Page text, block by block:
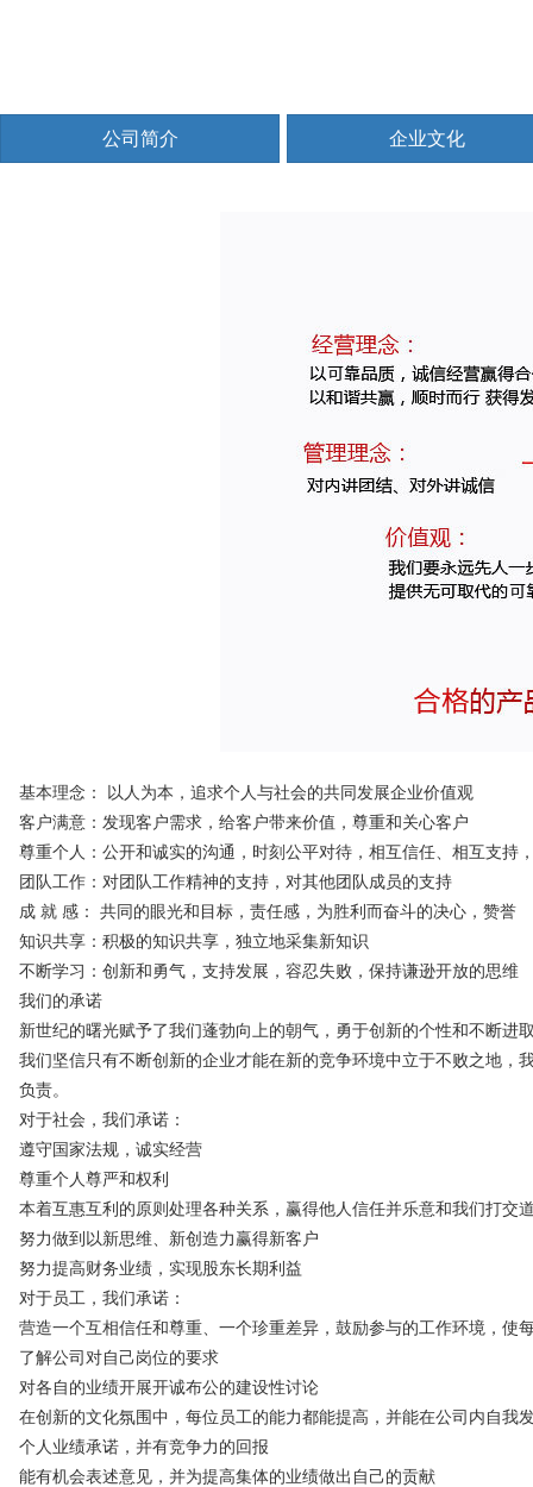
基本理念： 以人为本，追求个人与社会的共同发展企业价值观
客户满意：发现客户需求，给客户带来价值，尊重和关心客户
尊重个人：公开和诚实的沟通，时刻公平对待，相互信任、相互支持
团队工作：对团队工作精神的支持，对其他团队成员的支持
成 就 感： 共同的眼光和目标，责任感，为胜利而奋斗的决心，赞誉
知识共享：积极的知识共享，独立地采集新知识
不断学习：创新和勇气，支持发展，容忍失败，保持谦逊开放的思维
我们的承诺
新世纪的曙光赋予了我们蓬勃向上的朝气，勇于创新的个性和不断进
我们坚信只有不断创新的企业才能在新的竞争环境中立于不败之地
负责。
对于社会，我们承诺：
遵守国家法规，诚实经营
尊重个人尊严和权利
本着互惠互利的原则处理各种关系，赢得他人信任并乐意和我们打交
努力做到以新思维、新创造力赢得新客户
努力提高财务业绩，实现股东长期利益
对于员工，我们承诺：
营造一个互相信任和尊重、一个珍重差异，鼓励参与的工作环境，使
了解公司对自己岗位的要求
对各自的业绩开展开诚布公的建设性讨论
在创新的文化氛围中，每位员工的能力都能提高，并能在公司内自我
个人业绩承诺，并有竞争力的回报
能有机会表述意见，并为提高集体的业绩做出自己的贡献
公司简介 企业文化